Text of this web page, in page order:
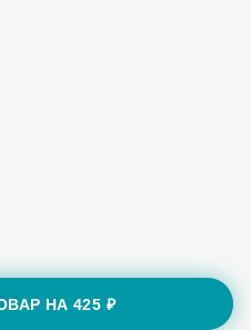
НА425 ₽